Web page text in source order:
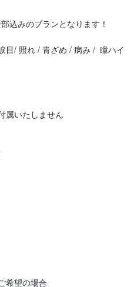
込みのプランとなります！
目/ 照れ / 青ざめ / 病み /  瞳ハイ
属いたしません
希望の場合